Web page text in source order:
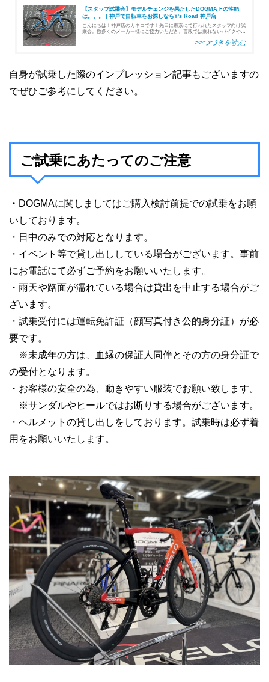
【スタッフ試乗会】モデルチェンジを果たしたDOGMA Fの性能
は。。。 | 神戸で自転車をお探しならY's Road 神戸店
こんにちは！神戸店のカネコです！先日に東京にて行われたスタッフ向け試
乗会。数多くのメーカー様にご協力いただき、普段では乗れないバイクや出
自身が試乗した際のインプレッション記事もございますの
でぜひご参考にしてください。
ご試乗にあたってのご注意
・DOGMAに関しましてはご購入検討前提での試乗をお願
いしております。
・日中のみでの対応となります。
・イベント等で貸し出ししている場合がございます。事前
にお電話にて必ずご予約をお願いいたします。
・雨天や路面が濡れている場合は貸出を中止する場合がご
ざいます。
・試乗受付には運転免許証（顔写真付き公的身分証）が必
要です。
※未成年の方は、血縁の保証人同伴とその方の身分証で
の受付となります。
・お客様の安全の為、動きやすい服装でお願い致します。
※サンダルやヒールではお断りする場合がございます。
・ヘルメットの貸し出しをしております。試乗時は必ず着
用をお願いいたします。